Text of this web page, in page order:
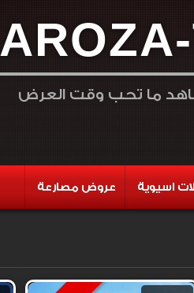
AROZA-
ما تحب وقت العرض
اسيوية عروض مصارعة